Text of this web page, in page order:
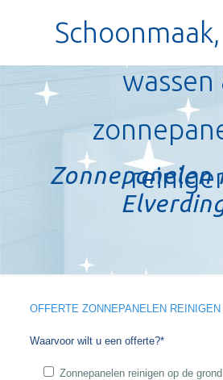
wassen
Zonnepanelen
OFFERTE ZONNEPANELEN REINIGEN
Waarvoor wilt u een offerte?*
Zonnepanelen reinigen op de grond